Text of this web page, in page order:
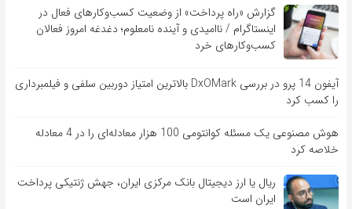
گزارش «راه پرداخت» از وضعیت کسب‌وکارهای فعال در
اینستاگرام / ناامیدی و آینده نامعلوم؛ دغدغه امروز فعالان
کسب‌وکارهای خرد
آیفون 14 پرو در بررسی DxOMark بالاترین امتیاز دوربین سلفی و فیلمبرداری
را کسب کرد
هوش مصنوعی یک مسئله کوانتومی 100 هزار معادله‌‎ای را در 4 معادله
خلاصه کرد
ریال یا ارز دیجیتال بانک مرکزی ایران، جهش ژنتیکی پرداخت
ایران است